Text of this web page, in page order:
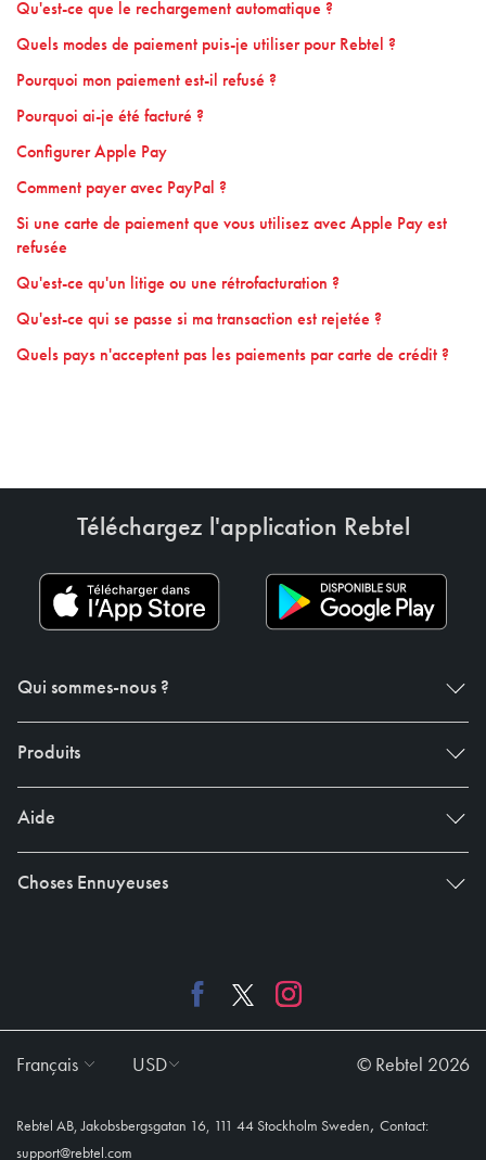
Qu'est-ce que le rechargement automatique ?
Quels modes de paiement puis-je utiliser pour Rebtel ?
Pourquoi mon paiement est-il refusé ?
Pourquoi ai-je été facturé ?
Configurer Apple Pay
Comment payer avec PayPal ?
Si une carte de paiement que vous utilisez avec Apple Pay est
refusée
Qu'est-ce qu'un litige ou une rétrofacturation ?
Qu'est-ce qui se passe si ma transaction est rejetée ?
Quels pays n'acceptent pas les paiements par carte de crédit ?
Téléchargez l'application Rebtel
Qui sommes-nous ?
Produits
Aide
Choses Ennuyeuses
Français USD © Rebtel 2026
Rebtel AB, Jakobsbergsgatan 16, 111 44 Stockholm Sweden, Contact:
support@rebtel.com